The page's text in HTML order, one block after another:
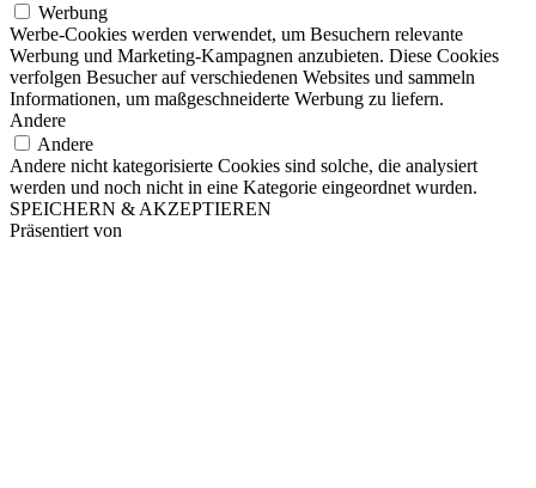
Werbung
Werbe-Cookies werden verwendet, um Besuchern relevante
Werbung und Marketing-Kampagnen anzubieten. Diese Cookies
verfolgen Besucher auf verschiedenen Websites und sammeln
Informationen, um maßgeschneiderte Werbung zu liefern.
Andere
Andere
Andere nicht kategorisierte Cookies sind solche, die analysiert
werden und noch nicht in eine Kategorie eingeordnet wurden.
SPEICHERN & AKZEPTIEREN
Präsentiert von